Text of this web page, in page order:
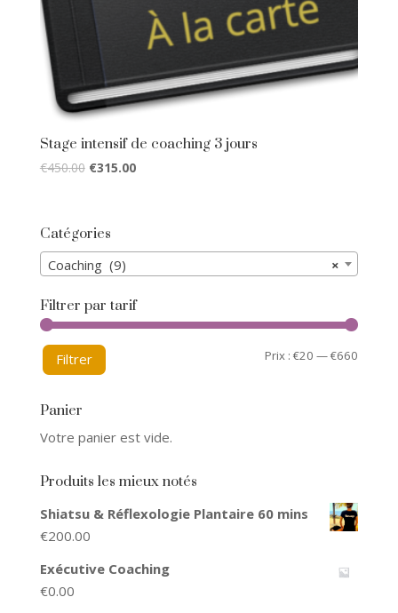
Stage intensif de coaching 3 jours
€450.00 €315.00
Catégories
×
Coaching (9)
Filtrer par tarif
Filtrer Prix :€20 —€660
Panier
Votre panier est vide.
Produits les mieux notés
Shiatsu & Réflexologie Plantaire 60 mins
€200.00
Exécutive Coaching
€0.00